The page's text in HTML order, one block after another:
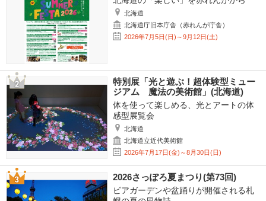
北海道
北海道庁旧本庁舎（赤れんが庁舎）
2026年7月5日(日)～9月12日(土)
特別展「光と遊ぶ！超体験型ミュー
ジアム 魔法の美術館」(北海道)
体を使って楽しめる、光とアートの体
感型展覧会
北海道
北海道立近代美術館
2026年7月17日(金)～8月30日(日)
2026さっぽろ夏まつり(第73回)
ビアガーデンや盆踊りが開催される札